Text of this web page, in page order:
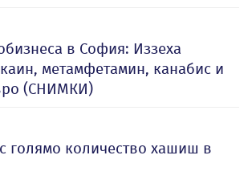
в София: Иззеха
метамфетамин, канабис и
(СНИМКИ)
голямо количество хашиш в